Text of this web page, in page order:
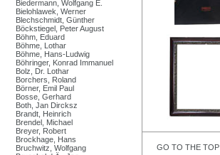
Biedermann, Wolfgang E.
Bielohlawek, Werner
Blechschmidt, Günther
Böckstiegel, Peter August
Böhm, Eduard
Böhme, Lothar
Böhme, Hans-Ludwig
Böhringer, Konrad Immanuel
Bolz, Dr. Lothar
Borchers, Roland
Börner, Emil Paul
Bosse, Gerhard
Both, Jan Dircksz
Brandt, Heinrich
Brendel, Michael
Breyer, Robert
Brockhage, Hans
Bruchwitz, Wolfgang
GO TO THE TOP